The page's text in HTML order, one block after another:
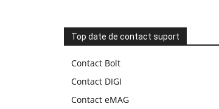
Top date de contact suport
Contact Bolt
Contact DIGI
Contact eMAG